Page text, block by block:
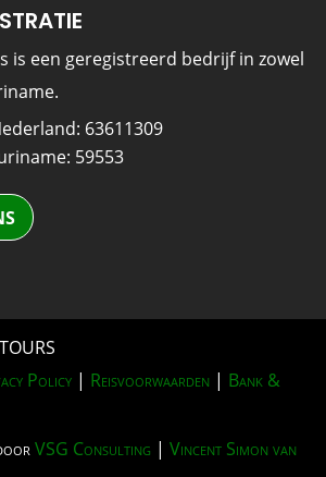
is een geregistreerd bedrijf in zowel
63611309
59553
Policy| Reisvoorwaarden| Bank &
VSG Consulting| Vincent Simon van